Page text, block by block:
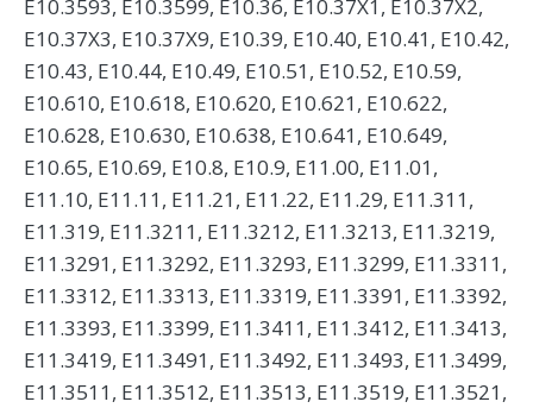
E10.3593, E10.3599, E10.36, E10.37X1, E10.37X2,
E10.37X3, E10.37X9, E10.39, E10.40, E10.41, E10.42,
E10.43, E10.44, E10.49, E10.51, E10.52, E10.59,
E10.610, E10.618, E10.620, E10.621, E10.622,
E10.628, E10.630, E10.638, E10.641, E10.649,
E10.65, E10.69, E10.8, E10.9, E11.00, E11.01,
E11.10, E11.11, E11.21, E11.22, E11.29, E11.311,
E11.319, E11.3211, E11.3212, E11.3213, E11.3219,
E11.3291, E11.3292, E11.3293, E11.3299, E11.3311,
E11.3312, E11.3313, E11.3319, E11.3391, E11.3392,
E11.3393, E11.3399, E11.3411, E11.3412, E11.3413,
E11.3419, E11.3491, E11.3492, E11.3493, E11.3499,
E11.3511, E11.3512, E11.3513, E11.3519, E11.3521,